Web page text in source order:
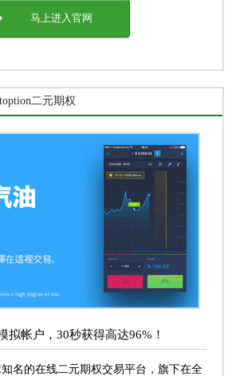
马上进入官网
二元期权
拟帐户，30秒获得高达96%！
知名的在线二元期权交易平台，旗下在全